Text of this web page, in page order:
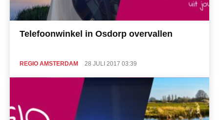
Telefoonwinkel in Osdorp overvallen
REGIO AMSTERDAM 28 JULI 2017 03:39